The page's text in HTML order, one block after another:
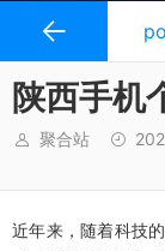
陕西手机
聚合站
近年来，随着科技